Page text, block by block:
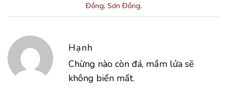
Đồng, Sơn Đồng.
Hạnh
Chừng nào còn đá, mầm lửa sẽ
không biến mất.